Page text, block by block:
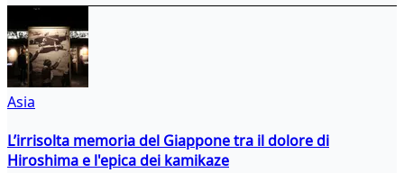
Asia
L’irrisolta memoria del Giappone tra il dolore di
Hiroshima e l'epica dei kamikaze